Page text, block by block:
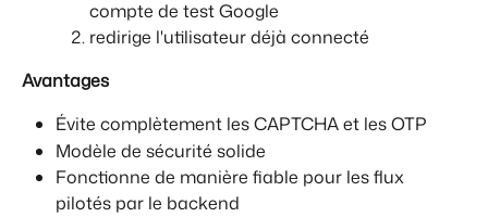
compte de test Google
redirige l'utilisateur déjà connecté
Avantages
Évite complètement les CAPTCHA et les OTP
Modèle de sécurité solide
Fonctionne de manière fiable pour les flux
pilotés par le backend